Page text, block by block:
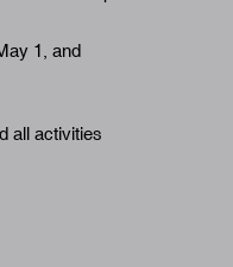
1, and
all activities